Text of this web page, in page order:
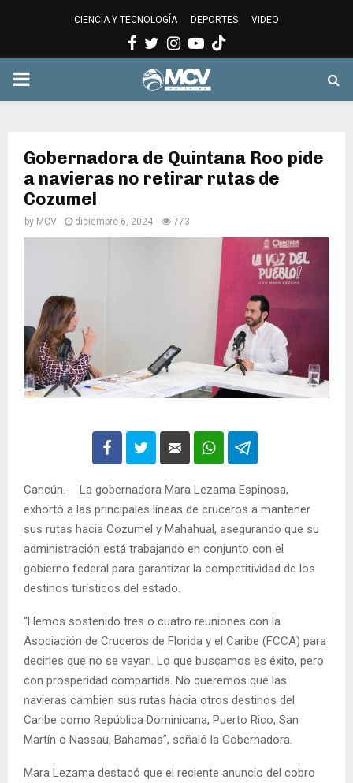
CIENCIA Y TECNOLOGÍA DEPORTES VIDEO
Facebook
Twitter
Instagram
Youtube
PRIMARY
Gobernadora de Quintana Roo pide
a navieras no retirar rutas de
Cozumel
by MCV diciembre 6, 2024 773
Cancún.- La gobernadora Mara Lezama Espinosa,
exhortó a las principales líneas de cruceros a mantener
sus rutas hacia Cozumel y Mahahual, asegurando que su
administración está trabajando en conjunto con el
gobierno federal para garantizar la competitividad de los
destinos turísticos del estado.
“Hemos sostenido tres o cuatro reuniones con la
Asociación de Cruceros de Florida y el Caribe (FCCA) para
decirles que no se vayan. Lo que buscamos es éxito, pero
con prosperidad compartida. No queremos que las
navieras cambien sus rutas hacia otros destinos del
Caribe como República Dominicana, Puerto Rico, San
Martín o Nassau, Bahamas”, señaló la Gobernadora.
Mara Lezama destacó que el reciente anuncio del cobro